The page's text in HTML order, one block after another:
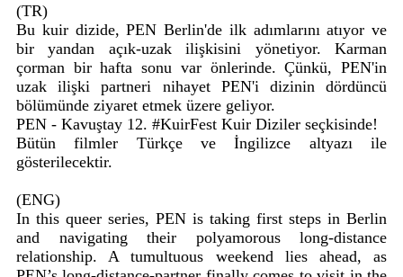
(TR)
Bu kuir dizide, PEN Berlin'de ilk adımlarını atıyor ve
bir yandan açık-uzak ilişkisini yönetiyor. Karman
çorman bir hafta sonu var önlerinde. Çünkü, PEN'in
uzak ilişki partneri nihayet PEN'i dizinin dördüncü
bölümünde ziyaret etmek üzere geliyor.
PEN - Kavuştay 12. #KuirFest Kuir Diziler seçkisinde!
Bütün filmler Türkçe ve İngilizce altyazı ile
gösterilecektir.
(ENG)
In this queer series, PEN is taking first steps in Berlin
and navigating their polyamorous long-distance
relationship. A tumultuous weekend lies ahead, as